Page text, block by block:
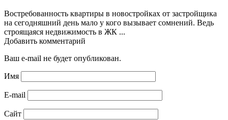
Востребованность квартиры в новостройках от застройщика
на сегодняшний день мало у кого вызывает сомнений. Ведь
строящаяся недвижимость в ЖК ...
Добавить комментарий
Ваш e-mail не будет опубликован.
Имя
E-mail
Сайт